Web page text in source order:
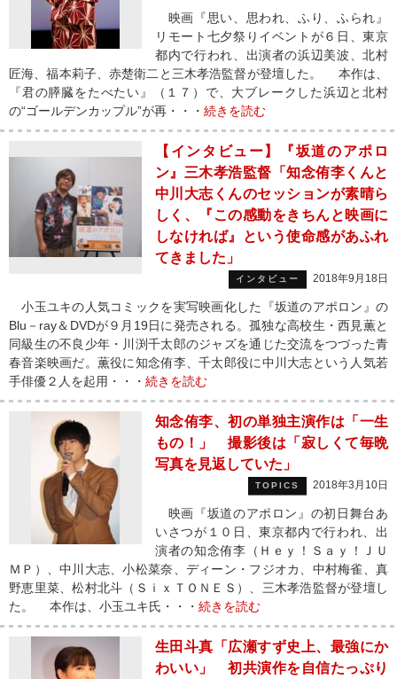
映画『思い、思われ、ふり、ふられ』
リモート七夕祭りイベントが６日、東京
都内で行われ、出演者の浜辺美波、北村
匠海、福本莉子、赤楚衛二と三木孝浩監督が登壇した。 本作は、
『君の膵臓をたべたい』（１７）で、大ブレークした浜辺と北村
の“ゴールデンカップル”が再・・・ 続きを読む
【インタビュー】『坂道のアポロ
ン』三木孝浩監督「知念侑李くんと
中川大志くんのセッションが素晴ら
しく、『この感動をきちんと映画に
しなければ』という使命感があふれ
てきました」
インタビュー 2018年9月18日
小玉ユキの人気コミックを実写映画化した『坂道のアポロン』の
Blu－ray＆DVDが９月19日に発売される。孤独な高校生・西見薫と
同級生の不良少年・川渕千太郎のジャズを通じた交流をつづった青
春音楽映画だ。薫役に知念侑李、千太郎役に中川大志という人気若
手俳優２人を起用・・・ 続きを読む
知念侑李、初の単独主演作は「一生
もの！」 撮影後は「寂しくて毎晩
写真を見返していた」
TOPICS 2018年3月10日
映画『坂道のアポロン』の初日舞台あ
いさつが１０日、東京都内で行われ、出
演者の知念侑李（Ｈｅｙ！Ｓａｙ！ＪＵ
ＭＰ）、中川大志、小松菜奈、ディーン・フジオカ、中村梅雀、真
野恵里菜、松村北斗（ＳｉｘＴＯＮＥＳ）、三木孝浩監督が登壇し
た。 本作は、小玉ユキ氏・・・ 続きを読む
生田斗真「広瀬すず史上、最強にか
わいい」 初共演作を自信たっぷり